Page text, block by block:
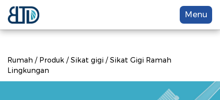
Menu
Rumah / Produk /Sikat gigi /Sikat Gigi Ramah
Lingkungan